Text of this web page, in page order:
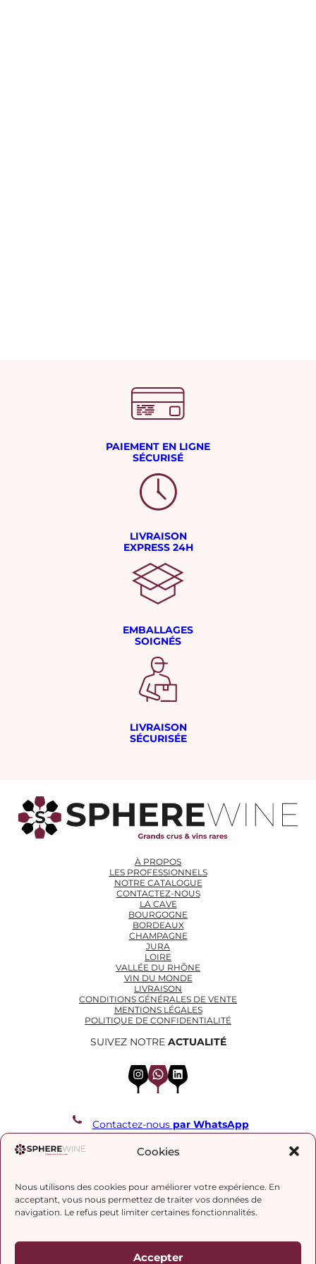
Cookies
Nous utilisons des cookies pour améliorer votre expérience. En
acceptant, vous nous permettez de traiter vos données de
navigation. Le refus peut limiter certaines fonctionnalités.
Accepter
PAIEMENT EN LIGNE
SÉCURISÉ
LIVRAISON
EXPRESS 24H
EMBALLAGES
SOIGNÉS
LIVRAISON
SÉCURISÉE
À PROPOS
LES PROFESSIONNELS
NOTRE CATALOGUE
CONTACTEZ-NOUS
LA CAVE
BOURGOGNE
BORDEAUX
CHAMPAGNE
JURA
LOIRE
VALLÉE DU RHÔNE
VIN DU MONDE
LIVRAISON
CONDITIONS GÉNÉRALES DE VENTE
MENTIONS LÉGALES
POLITIQUE DE CONFIDENTIALITÉ
SUIVEZ NOTRE ACTUALITÉ
InstagramWhatsApp LinkedIn
Contactez-nous par WhatsApp
REJOIGNEZ NOTRE LISTE DE DIFFUSION
J’accepte la politique de confidentialité.